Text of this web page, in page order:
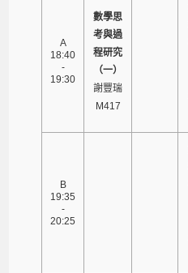
A
18:40
-
19:30
數學思
考與過
程研究
（一）
謝豐瑞
M417
B
19:35
-
20:25